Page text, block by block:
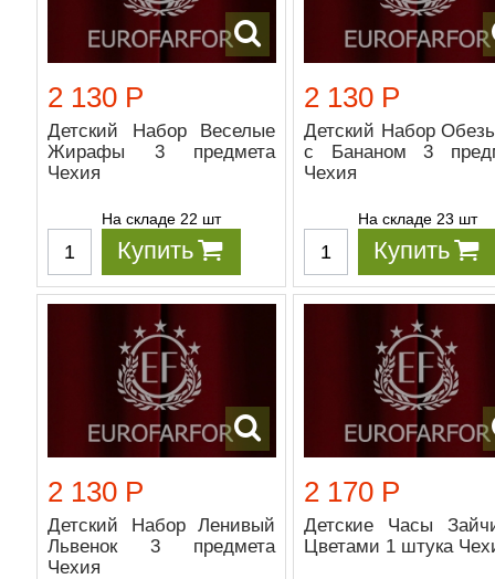
2 130 Р
Детский Набор Веселые
Жирафы 3 предмета
Чехия
На складе 22 шт
Купить
2 130 Р
Детский Набор
с Бананом 3
Чехия
На складе 23 шт
Купить
2 130 Р
Детский Набор Ленивый
Львенок 3 предмета
Чехия
2 170 Р
Детские Часы
Цветами 1 штука